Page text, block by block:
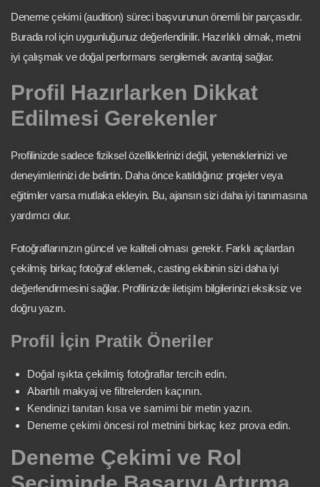
Deneme çekimi (audition) süreci başvurunun önemli bir parçasıdır.
Burada rol için uygunluğunuz değerlendirilir. Hazırlıklı olmak, metni
iyi çalışmak ve doğal performans sergilemek avantaj sağlar.
Profil Hazırlarken Dikkat
Edilmesi Gerekenler
Profilinizde sadece fiziksel özelliklerinizi değil, yeteneklerinizi ve
deneyimlerinizi de belirtin. Daha önce katıldığınız projeler veya
eğitimler varsa mutlaka ekleyin. Bu, ajansın sizi daha iyi tanımasına
yardımcı olur.
Fotoğraflarınızın güncel ve kaliteli olması gerekir. Farklı açılardan
çekilmiş birkaç fotoğraf eklemek, casting ekibinin sizi daha iyi
değerlendirmesini sağlar. Profilinizde iletişim bilgilerinizi eksiksiz ve
doğru yazın.
Profil İçin Pratik Öneriler
Doğal ışıkta çekilmiş fotoğraflar tercih edin.
Abartılı makyaj ve filtrelerden kaçının.
Kendinizi tanıtan kısa ve samimi bir metin yazın.
Deneme çekimi öncesi rol metnini birkaç kez prova edin.
Deneme Çekimi ve Rol